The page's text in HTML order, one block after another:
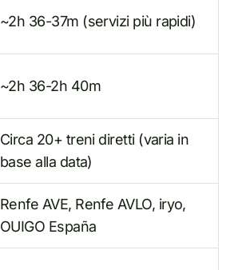
~2h 36-37m (servizi più rapidi)
~2h 36-2h 40m
Circa 20+ treni diretti (varia in
base alla data)
Renfe AVE, Renfe AVLO, iryo,
OUIGO España